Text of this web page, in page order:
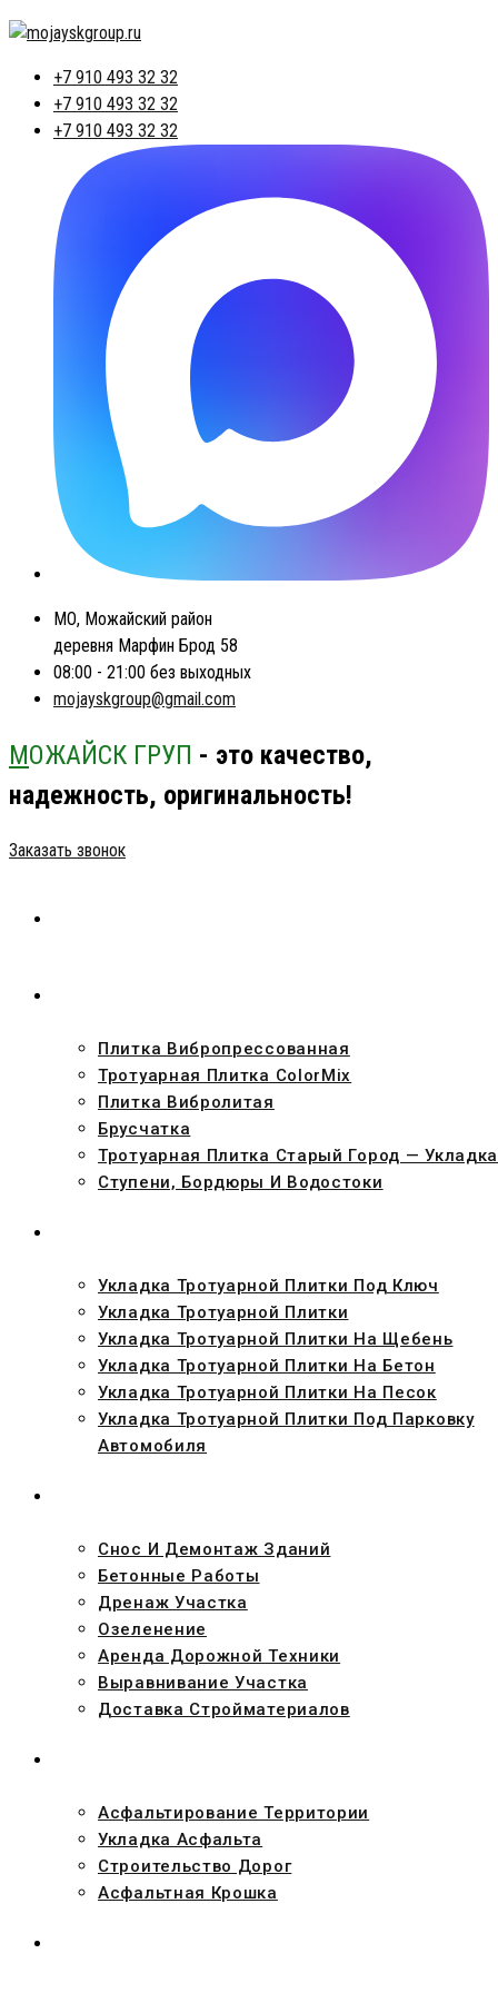
+7 910 493 32 32
+7 910 493 32 32
+7 910 493 32 32
МО, Можайский район
деревня Марфин Брод 58
08:00 - 21:00 без выходных
mojayskgroup@gmail.com
МОЖАЙСК ГРУП - это качество,
надежность, оригинальность!
Заказать звонок
Плитка Вибропрессованная
Тротуарная Плитка ColorMix
Плитка Вибролитая
Брусчатка
Тротуарная Плитка Старый Город — Укладка
Ступени, Бордюры И Водостоки
Укладка Тротуарной Плитки Под Ключ
Укладка Тротуарной Плитки
Укладка Тротуарной Плитки На Щебень
Укладка Тротуарной Плитки На Бетон
Укладка Тротуарной Плитки На Песок
Укладка Тротуарной Плитки Под Парковку
Автомобиля
Снос И Демонтаж Зданий
Бетонные Работы
Дренаж Участка
Озеленение
Аренда Дорожной Техники
Выравнивание Участка
Доставка Стройматериалов
Асфальтирование Территории
Укладка Асфальта
Строительство Дорог
Асфальтная Крошка